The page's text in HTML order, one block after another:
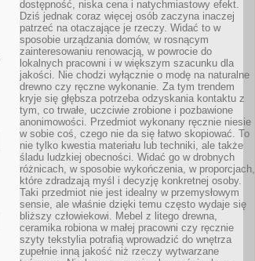
dostępność, niska cena i natychmiastowy efekt.
Dziś jednak coraz więcej osób zaczyna inaczej
patrzeć na otaczające je rzeczy. Widać to w
sposobie urządzania domów, w rosnącym
zainteresowaniu renowacją, w powrocie do
lokalnych pracowni i w większym szacunku dla
jakości. Nie chodzi wyłącznie o modę na naturalne
drewno czy ręczne wykonanie. Za tym trendem
kryje się głębsza potrzeba odzyskania kontaktu z
tym, co trwałe, uczciwie zrobione i pozbawione
anonimowości. Przedmiot wykonany ręcznie niesie
w sobie coś, czego nie da się łatwo skopiować. To
nie tylko kwestia materiału lub techniki, ale także
śladu ludzkiej obecności. Widać go w drobnych
różnicach, w sposobie wykończenia, w proporcjach,
które zdradzają myśl i decyzję konkretnej osoby.
Taki przedmiot nie jest idealny w przemysłowym
sensie, ale właśnie dzięki temu często wydaje się
bliższy człowiekowi. Mebel z litego drewna,
ceramika robiona w małej pracowni czy ręcznie
szyty tekstylia potrafią wprowadzić do wnętrza
zupełnie inną jakość niż rzeczy wytwarzane